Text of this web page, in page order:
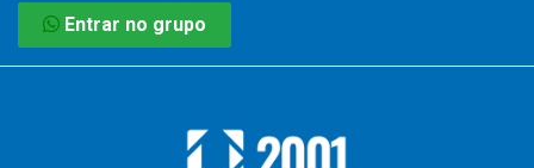
Entrar no grupo